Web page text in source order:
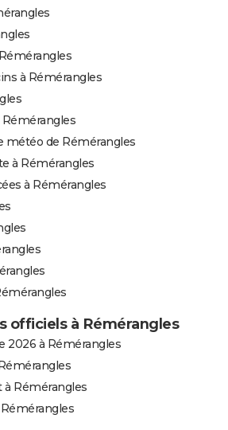
à Rémérangles
météo de Rémérangles
à Rémérangles
à Rémérangles
officiels à Rémérangles
2026 à Rémérangles
à Rémérangles